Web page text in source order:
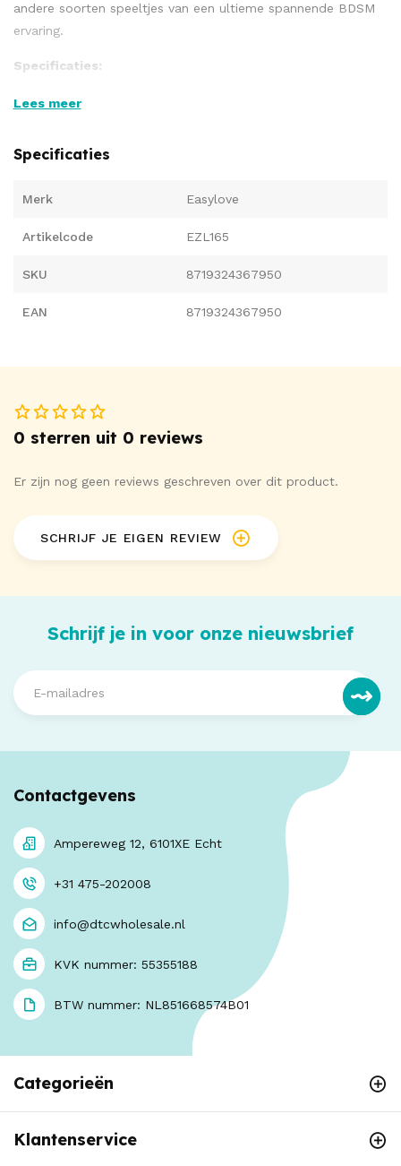
andere soorten speeltjes van een ultieme spannende BDSM
ervaring.
Specificaties:
De halsband is verstelbaar van 30 cm tot 53 cm
De totale lengte van de ketting is 55 cm
Lees meer
Specificaties
Merk Easylove
Artikelcode EZL165
SKU 8719324367950
EAN 8719324367950
0 sterren uit 0 reviews
Er zijn nog geen reviews geschreven over dit product.
SCHRIJF JE EIGEN REVIEW
Schrijf je in voor onze nieuwsbrief
Contactgevens
Ampereweg 12, 6101XE Echt
+31 475-202008
info@dtcwholesale.nl
KVK nummer: 55355188
BTW nummer: NL851668574B01
Categorieën
Klantenservice